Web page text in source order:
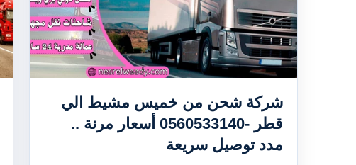
شركة شحن من خميس مشيط الي
قطر -0560533140 أسعار مرنة ..
مدد توصيل سريعة